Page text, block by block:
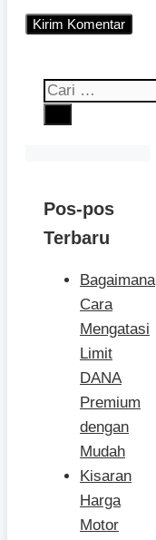
Cari
Pos-pos
Terbaru
Bagaimana
Cara
Mengatasi
Limit
DANA
Premium
dengan
Mudah
Kisaran
Harga
Motor